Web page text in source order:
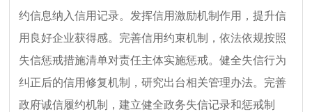
约信息纳入信用记录。发挥信用激励机制作用，提升信
用良好企业获得感。完善信用约束机制，依法依规按照
失信惩戒措施清单对责任主体实施惩戒。健全失信行为
纠正后的信用修复机制，研究出台相关管理办法。完善
政府诚信履约机制，建立健全政务失信记录和惩戒制